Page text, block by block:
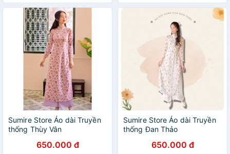
Sumire Store Áo dài Truyền
thống Thùy Vân
650.000 đ
Sumire Store Áo dài Truyền
thống Đan Thảo
650.000 đ